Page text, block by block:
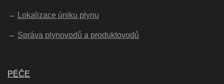
Lokalizace úniku plynu
Správa plynovodů a produktovodů
PÉČE